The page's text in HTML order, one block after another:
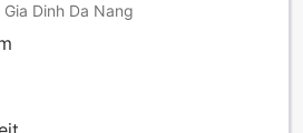
Dinh Da Nang